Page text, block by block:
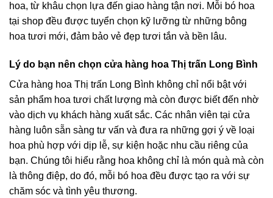
hoa, từ khâu chọn lựa đến giao hàng tận nơi. Mỗi bó hoa
tại shop đều được tuyển chọn kỹ lưỡng từ những bông
hoa tươi mới, đảm bảo vẻ đẹp tươi tắn và bền lâu.
Lý do bạn nên chọn cửa hàng hoa Thị trấn Long Bình
Cửa hàng hoa Thị trấn Long Bình không chỉ nổi bật với
sản phẩm hoa tươi chất lượng mà còn được biết đến nhờ
vào dịch vụ khách hàng xuất sắc. Các nhân viên tại cửa
hàng luôn sẵn sàng tư vấn và đưa ra những gợi ý về loại
hoa phù hợp với dịp lễ, sự kiện hoặc nhu cầu riêng của
bạn. Chúng tôi hiểu rằng hoa không chỉ là món quà mà còn
là thông điệp, do đó, mỗi bó hoa đều được tạo ra với sự
chăm sóc và tình yêu thương.